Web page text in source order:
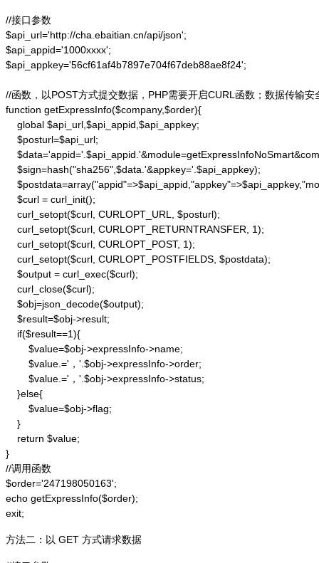
//接口参数
$api_url='http://cha.ebaitian.cn/api/json';
$api_appid='1000xxxx';
$api_appkey='56cf61af4b7897e704f67deb88ae8f24';
//函数，以POST方式提交数据，PHP需要开启CURL函数；数据传输安
function getExpressInfo($company,$order){
    global $api_url,$api_appid,$api_appkey;
    $posturl=$api_url;
    $sign=hash("sha256",$data.'&appkey='.$api_appkey);
    $curl = curl_init();
    curl_setopt($curl, CURLOPT_URL, $posturl);
    curl_setopt($curl, CURLOPT_RETURNTRANSFER, 1);
    curl_setopt($curl, CURLOPT_POST, 1);
    curl_setopt($curl, CURLOPT_POSTFIELDS, $postdata);
    $output = curl_exec($curl);
    curl_close($curl);
    $obj=json_decode($output);
    $result=$obj->result;
    if($result==1){
        $value=$obj->expressInfo->name;
        $value.='，'.$obj->expressInfo->order;
        $value.='，'.$obj->expressInfo->status;
    }else{
        $value=$obj->flag;
    }
    return $value;
}
//调用函数
$order='247198050163';
echo getExpressInfo($order);
exit;
方法二：以 GET 方式请求数据